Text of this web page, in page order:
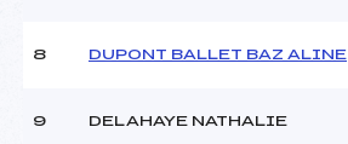
8 DUPONT BALLET BAZ ALINE
9 DELAHAYE NATHALIE